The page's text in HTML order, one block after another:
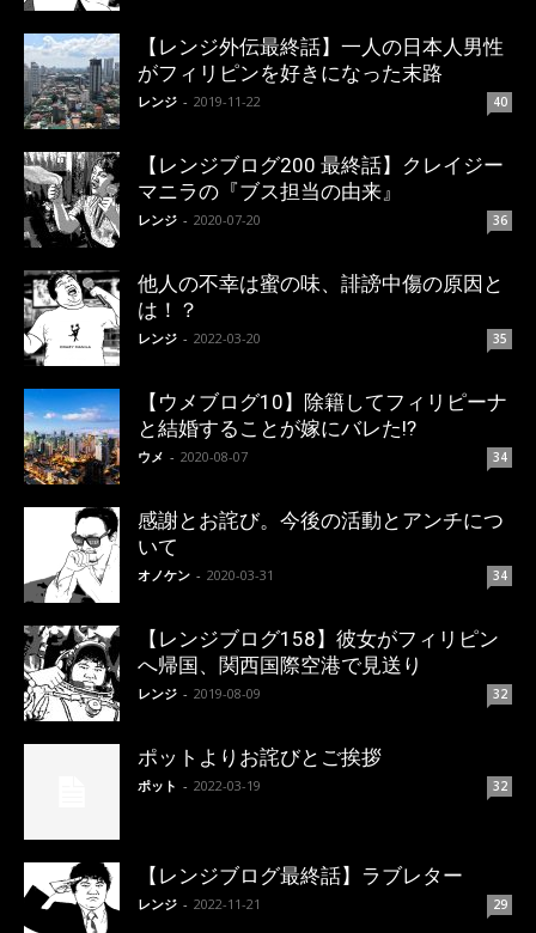
【レンジ外伝最終話】一人の日本人男性
がフィリピンを好きになった末路
レンジ - 2019-11-22 40
【レンジブログ200 最終話】クレイジー
マニラの『ブス担当の由来』
レンジ - 2020-07-20 36
他人の不幸は蜜の味、誹謗中傷の原因と
は！？
レンジ - 2022-03-20 35
【ウメブログ10】除籍してフィリピーナ
と結婚することが嫁にバレた!?
ウメ - 2020-08-07 34
感謝とお詫び。今後の活動とアンチにつ
いて
オノケン - 2020-03-31 34
【レンジブログ158】彼女がフィリピン
へ帰国、関西国際空港で見送り
レンジ - 2019-08-09 32
ポットよりお詫びとご挨拶
ポット - 2022-03-19 32
【レンジブログ最終話】ラブレター
レンジ - 2022-11-21 29